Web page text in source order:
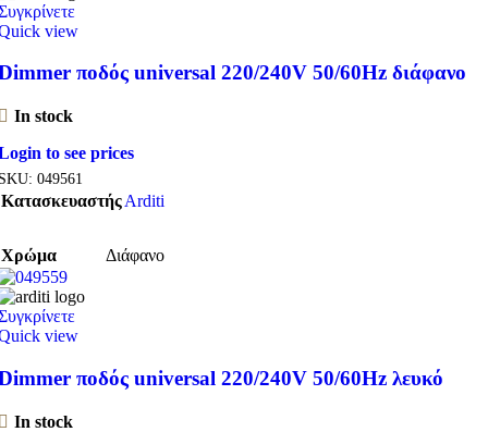
view
ποδός universal 220/240V 50/60Hz διάφανο
In stock
to see prices
049561
ΚατασκευαστήςArditi
Χρώμα Διάφανο
view
ποδός universal 220/240V 50/60Hz λευκό
In stock